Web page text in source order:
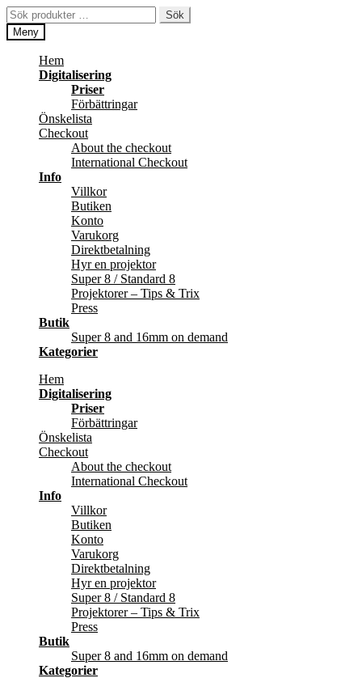
Hoppa
till
navigering
Hoppa
till
innehåll
Sök
efter:
Sök
Meny
Hem
Digitalisering
Priser
Förbättringar
Önskelista
Checkout
About the checkout
International Checkout
Info
Villkor
Butiken
Konto
Varukorg
Direktbetalning
Hyr en projektor
Super 8 / Standard 8
Projektorer – Tips & Trix
Press
Butik
Super 8 and 16mm on demand
Kategorier
Hem
Digitalisering
Priser
Förbättringar
Önskelista
Checkout
About the checkout
International Checkout
Info
Villkor
Butiken
Konto
Varukorg
Direktbetalning
Hyr en projektor
Super 8 / Standard 8
Projektorer – Tips & Trix
Press
Butik
Super 8 and 16mm on demand
Kategorier